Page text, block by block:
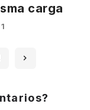
carga